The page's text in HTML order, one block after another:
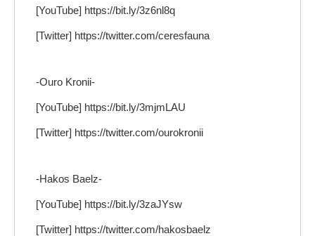
[YouTube] https://bit.ly/3z6nl8q
[Twitter] https://twitter.com/ceresfauna
-Ouro Kronii-
[YouTube] https://bit.ly/3mjmLAU
[Twitter] https://twitter.com/ourokronii
-Hakos Baelz-
[YouTube] https://bit.ly/3zaJYsw
[Twitter] https://twitter.com/hakosbaelz